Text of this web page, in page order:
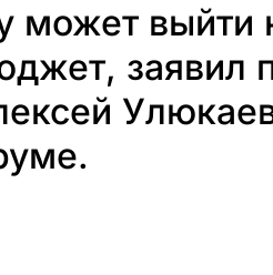
может выйти
заявил